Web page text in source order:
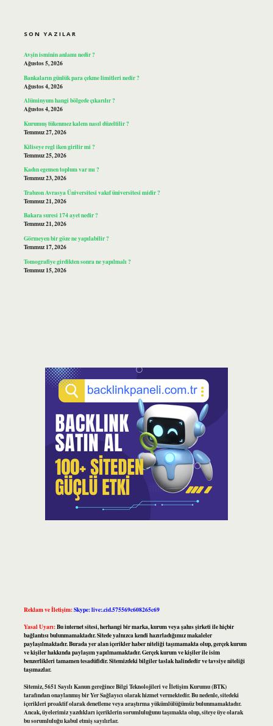
SON YAZILAR
Avşin isminin anlamı nedir ?
Ağustos 5, 2026
Bankaların günlük para çekme limitleri nedir ?
Ağustos 4, 2026
Alüminyum hangi bölgede çıkarılır ?
Ağustos 4, 2026
Kurumuş tükenmez kalem nasıl düzeltilir ?
Temmuz 27, 2026
Kiliseye regl iken girilir mi ?
Temmuz 25, 2026
Kadın egemen toplum var mı ?
Temmuz 23, 2026
Trabzon Avrasya Üniversitesi vakıf üniversitesi midir ?
Temmuz 21, 2026
Bakara suresi 174 ayet nedir ?
Temmuz 21, 2026
Görmeyen bir göze ne yapılabilir ?
Temmuz 17, 2026
Tomografiye girdikten sonra ne yapılmalı ?
Temmuz 15, 2026
Reklam ve İletişim:Skype: live:.cid.575569c608265c69
Yasal Uyarı:Bu internet sitesi, herhangi bir marka, kurum veya şahıs şirketi ile hiçbir
bağlantısı bulunmamaktadır. Sitede yalnızca kendi hazırladığımız makaleler
paylaşılmaktadır. Burada yer alan içerikler haber niteliği taşımamakta olup, gerçek kurum
ve kişiler hakkında paylaşım yapılmamaktadır. Gerçek kurum ve kişiler ile isim
benzerlikleri tamamen tesadüfidir. Sitemizdeki bilgiler taslak halindedir ve tavsiye niteliği
taşımazlar.
Sitemiz, 5651 Sayılı Kanun gereğince Bilgi Teknolojileri ve İletişim Kurumu (BTK)
tarafından onaylanmış bir Yer Sağlayıcı olarak hizmet vermektedir. Bu nedenle, sitedeki
içerikleri proaktif olarak denetleme veya araştırma yükümlülüğümüz bulunmamaktadır.
Ancak, üyelerimiz yazdıkları içeriklerin sorumluluğunu taşımakta olup, siteye üye olarak
bu sorumluluğu kabul etmiş sayılırlar.